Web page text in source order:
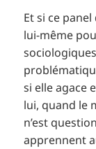
Et si ce
lui-même
si elle agace
lui, quand le
n’est
apprennent